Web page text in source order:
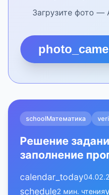
Загрузите фото —
schoolМатематика
Решение
заполнение
calendar_today
schedule2 мин. чтения